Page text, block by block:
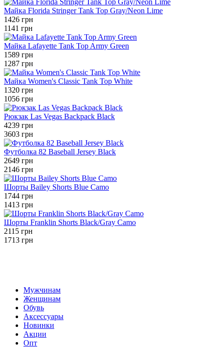
Майка Florida Stringer Tank Top Gray/Neon Lime
1426 грн
1141 грн
Майка Lafayette Tank Top Army Green
1589 грн
1287 грн
Майка Women's Classic Tank Top White
1320 грн
1056 грн
Рюкзак Las Vegas Backpack Black
4239 грн
3603 грн
Футболка 82 Baseball Jersey Black
2649 грн
2146 грн
Шорты Bailey Shorts Blue Camo
1744 грн
1413 грн
Шорты Franklin Shorts Black/Gray Camo
2115 грн
1713 грн
Мужчинам
Женщинам
Обувь
Аксессуары
Новинки
Акции
Опт